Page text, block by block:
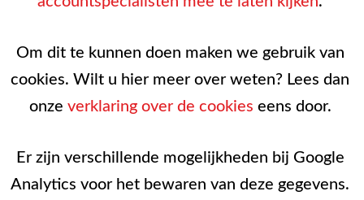
Om dit te kunnen doen maken we gebruik van
cookies. Wilt u hier meer over weten? Lees dan
onze verklaring over de cookies eens door.
Er zijn verschillende mogelijkheden bij Google
Analytics voor het bewaren van deze gegevens.